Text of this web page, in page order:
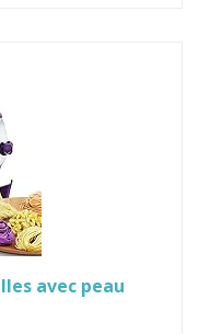
avec peau